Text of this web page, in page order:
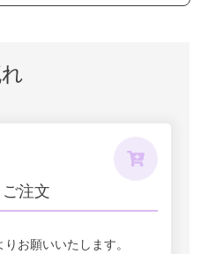
ご注文
りお願いいたします。